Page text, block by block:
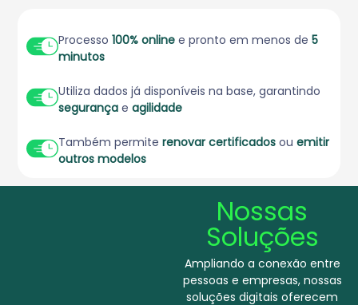
Processo100% online e pronto em menos de5
minutos
Utiliza dados já disponíveis na base, garantindo
segurança eagilidade
Também permiterenovar certificados ouemitir
outros modelos
Nossas
Soluções
Ampliando a conexão entre
pessoas e empresas, nossas
soluções digitais oferecem